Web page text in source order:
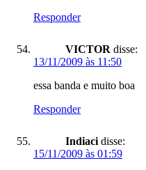
Responder
VICTOR disse:
13/11/2009 às 11:50
essa banda e muito boa
Responder
Indiaci disse:
15/11/2009 às 01:59